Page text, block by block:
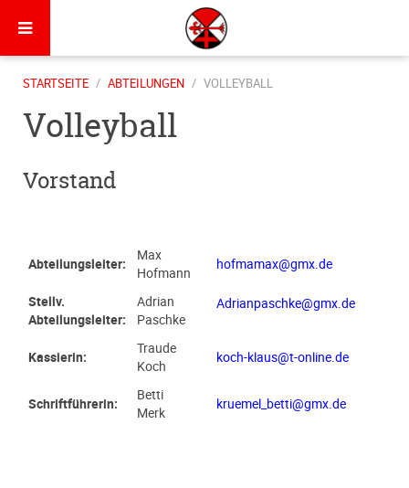
STARTSEITE ABTEILUNGEN VOLLEYBALL
Volleyball
Vorstand
Abteilungsleiter:
Max
Hofmann
hofmamax@gmx.de
Stellv.
Abteilungsleiter:
Adrian
Paschke
Adrianpaschke@gmx.de
Kassierin:
Traude
Koch
koch-klaus@t-online.de
Schriftführerin:
Betti
Merk
kruemel_betti@gmx.de